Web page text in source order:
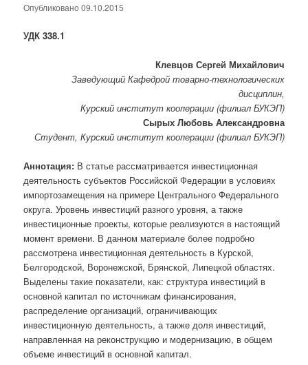
Опубликовано09.10.2015
УДК 338.1
Клевцов Сергей Михайлович
Заведующий Кафедрой товарно-технологических
дисциплин,
Курский институт кооперации (филиал БУКЭП)
Сырых Любовь Александровна
Студент, Курский институт кооперации (филиал БУКЭП)
Аннотация: В статье рассматривается инвестиционная
деятельность субъектов Российской Федерации в условиях
импортозамещения на примере Центрального Федерального
округа. Уровень инвестиций разного уровня, а также
инвестиционные проекты, которые реализуются в настоящий
момент времени. В данном материале более подробно
рассмотрена инвестиционная деятельность в Курской,
Белгородской, Воронежской, Брянской, Липецкой областях.
Выделены такие показатели, как: структура инвестиций в
основной капитал по источникам финансирования,
распределение организаций, ограничивающих
инвестиционную деятельность, а также доля инвестиций,
направленная на реконструкцию и модернизацию, в общем
объеме инвестиций в основной капитал.